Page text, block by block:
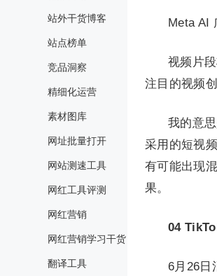
站外干货博客
站点榜单
竞品洞察
精细化运营
素材图库
网址批量打开
网站测速工具
网红工具评测
网红营销
网红营销学习干货
翻译工具
Meta AI
视频片
注目的视频
我的意
采用的短视
有可能出现
果。
04
6月26日